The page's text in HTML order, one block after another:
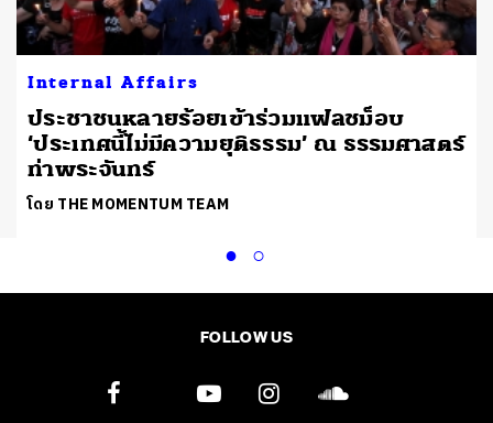
Internal Affairs
ประชาชนหลายร้อยเข้าร่วมแฟลชม็อบ
‘ประเทศนี้ไม่มีความยุติธรรม’ ณ ธรรมศาสตร์
ท่าพระจันทร์
โดย THE MOMENTUM TEAM
FOLLOW US